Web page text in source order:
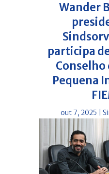
Wander
participa
Conselho
Pequena
out 7, 2025 |